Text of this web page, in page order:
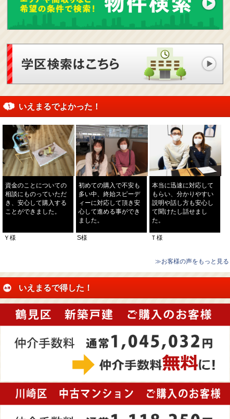
いえまるでよかった！
資金のことについての
相談にものっていただ
き、安心して購入する
ことができました。
Ｙ様
初めての購入で不安も
多い中、終始スピーデ
ィーに対応して頂き安
心して進める事ができ
ました。
S様
本当に迅速に対応して
もらい、分かりやすい
説明や話し方も安心し
て聞けたし話せまし
た。
Ｔ様
≫お客様の声をもっと見る
いえまるで得した！